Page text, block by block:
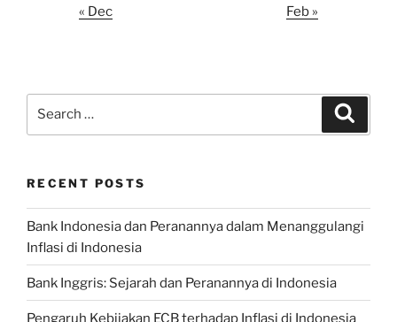
« Dec Feb »
RECENT POSTS
Bank Indonesia dan Peranannya dalam Menanggulangi
Inflasi di Indonesia
Bank Inggris: Sejarah dan Peranannya di Indonesia
Pengaruh Kebijakan ECB terhadap Inflasi di Indonesia